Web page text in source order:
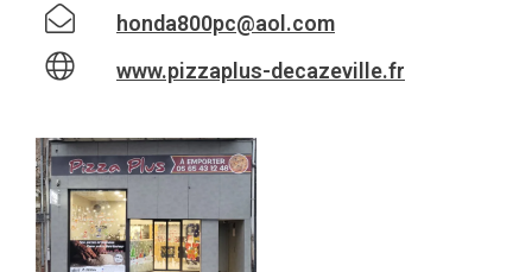
honda800pc@aol.com
www.pizzaplus-decazeville.fr